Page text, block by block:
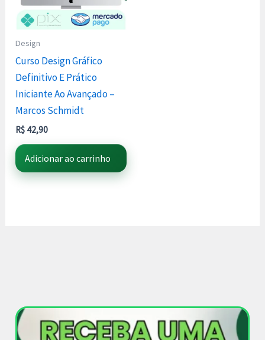
Design
Curso Design Gráfico
Definitivo E Prático
Iniciante Ao Avançado –
Marcos Schmidt
R$ 42,90
Adicionar ao carrinho